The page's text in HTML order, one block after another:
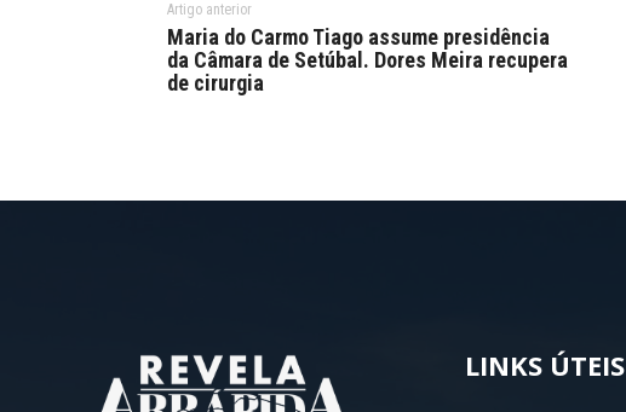
Artigo anterior
Maria do Carmo Tiago assume presidência
da Câmara de Setúbal. Dores Meira recupera
de cirurgia
LINKS ÚTEIS